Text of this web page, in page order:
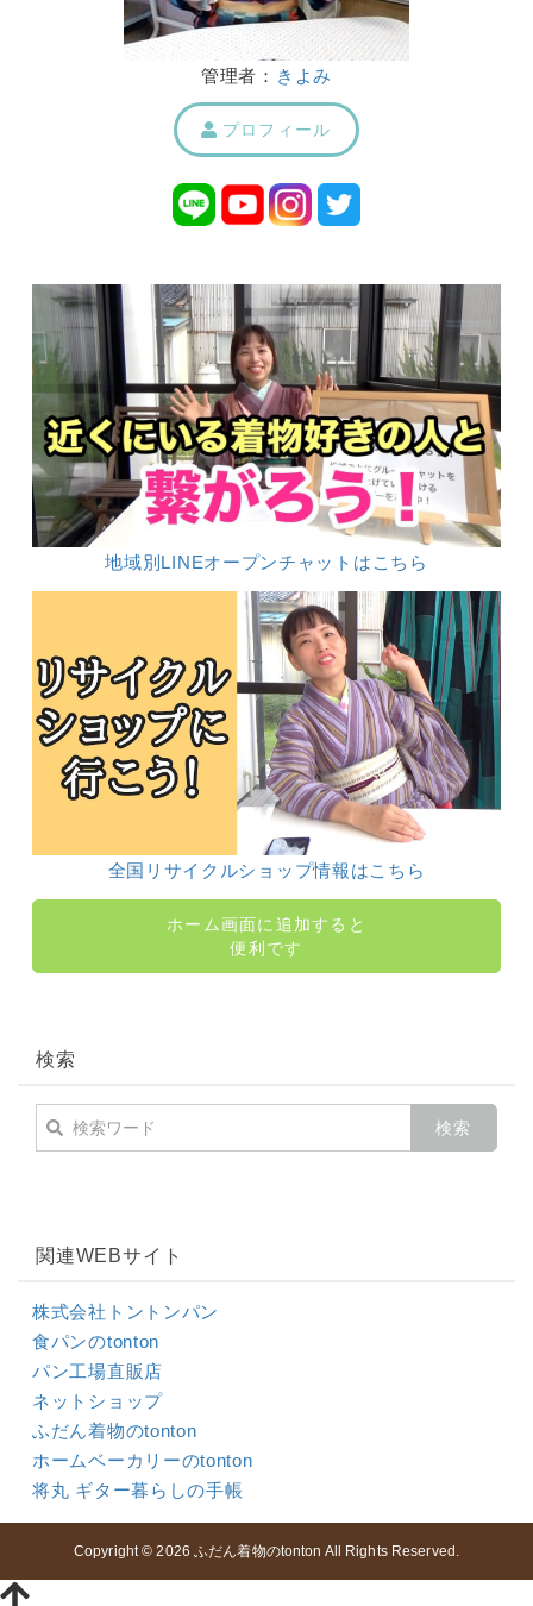
管理者： きよみ
プロフィール
地域別LINEオープンチャットはこちら
全国リサイクルショップ情報はこちら
ホーム画面に追加すると
便利です
検索
関連WEBサイト
株式会社トントンパン
食パンのtonton
パン工場直販店
ネットショップ
ふだん着物のtonton
ホームベーカリーのtonton
将丸 ギター暮らしの手帳
Copyright © 2026ふだん着物のtonton All Rights Reserved.